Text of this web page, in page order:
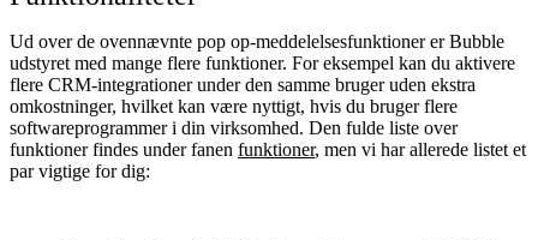
Ud over de ovennævnte pop op-meddelelsesfunktioner er Bubble
udstyret med mange flere funktioner. For eksempel kan du aktivere
flere CRM-integrationer under den samme bruger uden ekstra
omkostninger, hvilket kan være nyttigt, hvis du bruger flere
softwareprogrammer i din virksomhed. Den fulde liste over
funktioner findes under fanen funktioner, men vi har allerede listet et
par vigtige for dig: